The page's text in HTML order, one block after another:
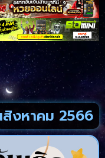
งหาคม 2566